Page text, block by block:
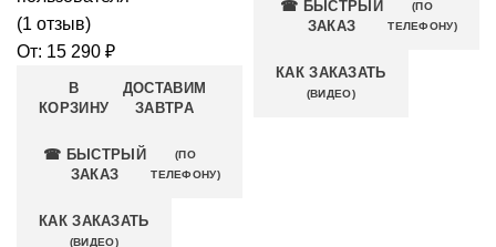
(1 отзыв)
От: 15 290 ₽
В
КОРЗИНУ
ДОСТАВИМ
ЗАВТРА
☎ БЫСТРЫЙ
ЗАКАЗ
(ПО
ТЕЛЕФОНУ)
КАК ЗАКАЗАТЬ
(ВИДЕО)
☎ БЫСТРЫЙ
ЗАКАЗ
(ПО
ТЕЛЕФОНУ)
КАК ЗАКАЗАТЬ
(ВИДЕО)